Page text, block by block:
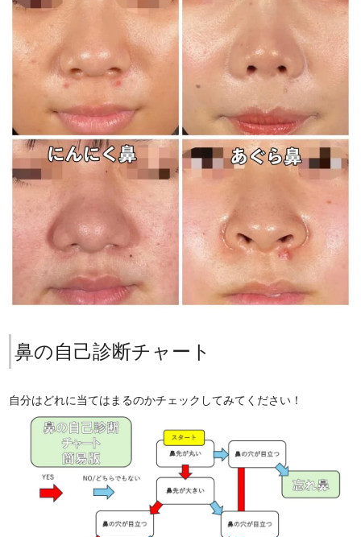
鼻の自己診断チャート
自分はどれに当てはまるのかチェックしてみてください！